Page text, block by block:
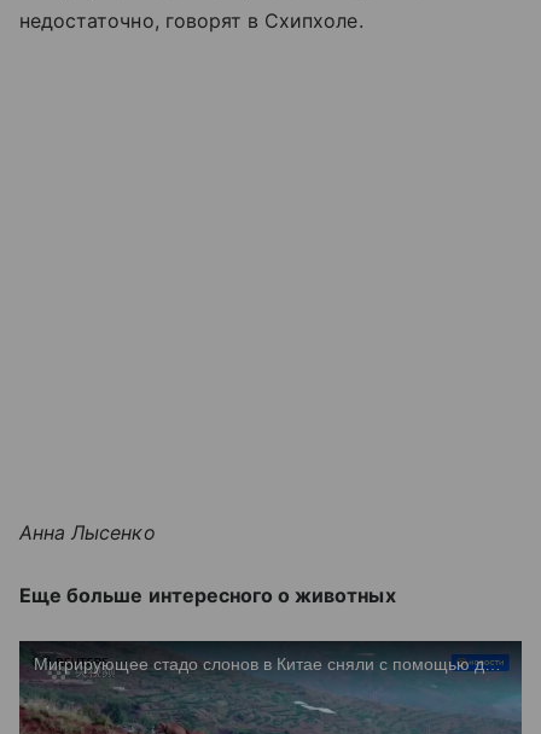
недостаточно, говорят в Схипхоле.
Анна Лысенко
Еще больше интересного о животных